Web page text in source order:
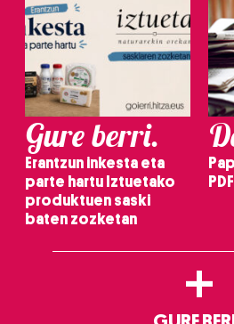
Gure berri.
Erantzun inkesta eta
parte hartu Iztuetako
produktuen saski
baten zozketan
+